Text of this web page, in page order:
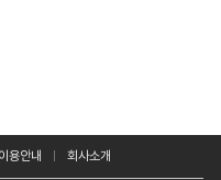
이용안내 회사소개